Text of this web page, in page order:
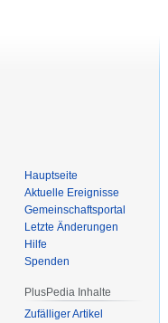
Hauptseite
Aktuelle Ereignisse
Gemeinschafts­portal
Letzte Änderungen
Hilfe
Spenden
PlusPedia Inhalte
Zufälliger Artikel